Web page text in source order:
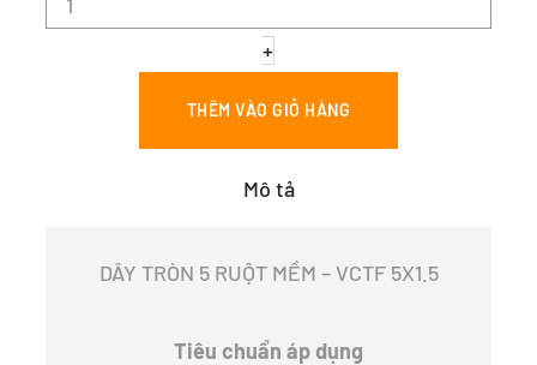
MỀM
-
5X1.5
+
THÊM VÀO GIỎ HÀNG
Mô tả
DÂY TRÒN 5 RUỘT MỀM – VCTF 5X1.5
Tiêu chuẩn áp dụng